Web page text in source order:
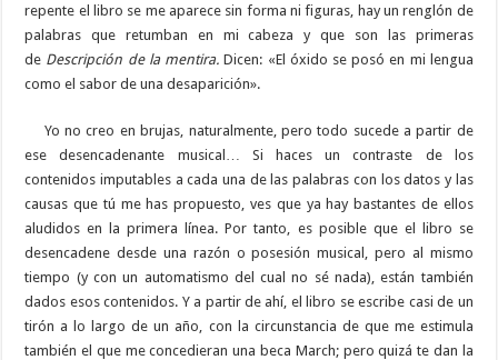
repente el libro se me aparece sin forma ni figuras, hay un renglón de
palabras que retumban en mi cabeza y que son las primeras
de Descripción de la mentira.Dicen: «El óxido se posó en mi lengua
como el sabor de una desaparición».
Yo no creo en brujas, naturalmente, pero todo sucede a partir de
ese desencadenante musical… Si haces un contraste de los
contenidos imputables a cada una de las palabras con los datos y las
causas que tú me has propuesto, ves que ya hay bastantes de ellos
aludidos en la primera línea. Por tanto, es posible que el libro se
desencadene desde una razón o posesión musical, pero al mismo
tiempo (y con un automatismo del cual no sé nada), están también
dados esos contenidos. Y a partir de ahí, el libro se escribe casi de un
tirón a lo largo de un año, con la circunstancia de que me estimula
también el que me concedieran una beca March; pero quizá te dan la